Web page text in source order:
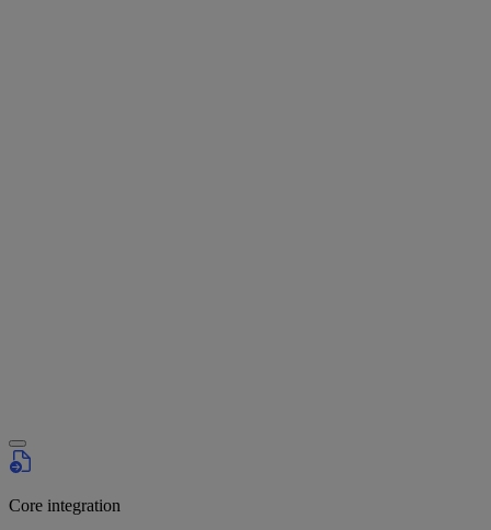
Core integration